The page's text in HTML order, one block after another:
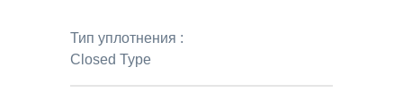
Тип уплотнения :
Closed Type